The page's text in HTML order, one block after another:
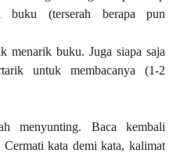
buku (terserah berapa pun
menarik buku. Juga siapa saja
untuk membacanya (1-2
menyunting. Baca kembali
kata demi kata, kalimat